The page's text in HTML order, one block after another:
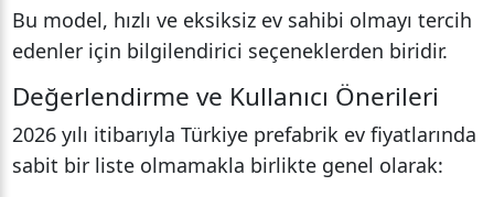
Bu model, hızlı ve eksiksiz ev sahibi olmayı tercih
edenler için bilgilendirici seçeneklerden biridir.
Değerlendirme ve Kullanıcı Önerileri
2026 yılı itibarıyla Türkiye prefabrik ev fiyatlarında
sabit bir liste olmamakla birlikte genel olarak: